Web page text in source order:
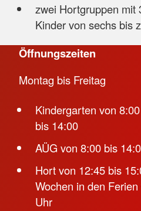
zwei Hortgruppen mit
Kinder von sechs bis
Öffnungszeiten
Montag bis Freitag
Kindergarten von
bis 14:00
AÜG von 8:00 bis
Hort von 12:45 bis
Wochen in den
Uhr